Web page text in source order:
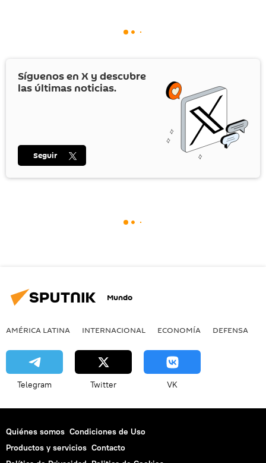
Síguenos en X y descubre
las últimas noticias.
Seguir
Mundo
AMÉRICA LATINA INTERNACIONAL ECONOMÍA DEFENSA
Telegram Twitter VK
Quiénes somos Condiciones de Uso
Productos y servicios Contacto